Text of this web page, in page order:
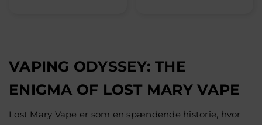
VAPING ODYSSEY: THE
ENIGMA OF LOST MARY VAPE
Lost Mary Vape er som en spændende historie, hvor